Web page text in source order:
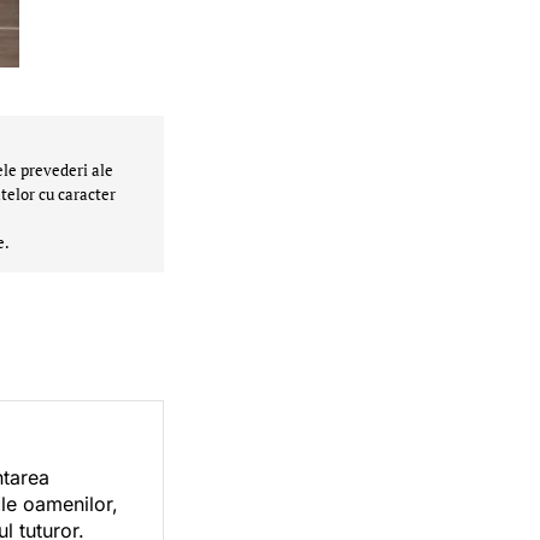
prevederi ale
cu caracter
oamenilor,
tuturor.